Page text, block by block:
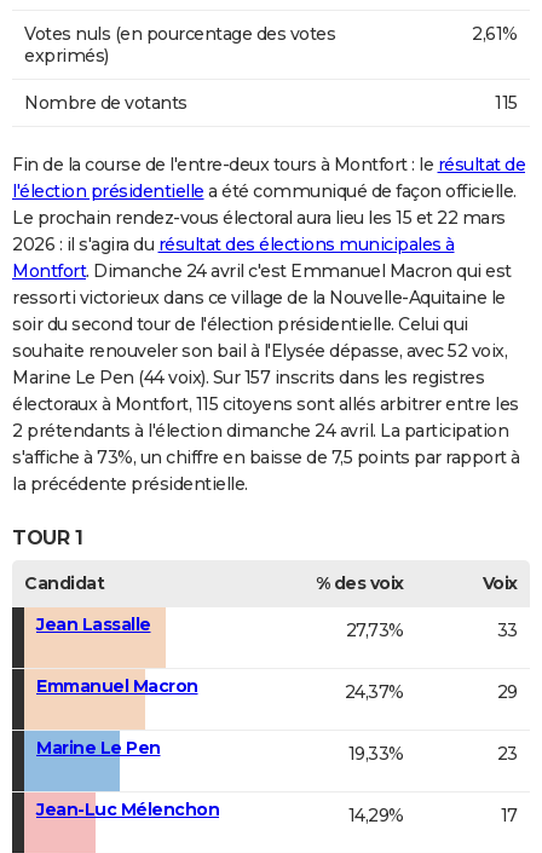
Votes nuls (en pourcentage des votes
exprimés)
2,61%
Nombre de votants 115
Fin de la course de l'entre-deux tours à Montfort : le résultat de
l'élection présidentielle a été communiqué de façon officielle.
Le prochain rendez-vous électoral aura lieu les 15 et 22 mars
2026 : il s'agira du résultat des élections municipales à
Montfort. Dimanche 24 avril c'est Emmanuel Macron qui est
ressorti victorieux dans ce village de la Nouvelle-Aquitaine le
soir du second tour de l'élection présidentielle. Celui qui
souhaite renouveler son bail à l'Elysée dépasse, avec 52 voix,
Marine Le Pen (44 voix). Sur 157 inscrits dans les registres
électoraux à Montfort, 115 citoyens sont allés arbitrer entre les
2 prétendants à l'élection dimanche 24 avril. La participation
s'affiche à 73%, un chiffre en baisse de 7,5 points par rapport à
la précédente présidentielle.
TOUR 1
Candidat % des voix
Voix
Jean Lassalle
27,73% 33
Emmanuel Macron 24,37% 29
Marine Le Pen 19,33% 23
Jean-Luc Mélenchon 14,29% 17